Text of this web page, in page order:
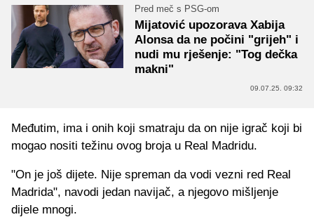
Pred meč s PSG-om
Mijatović upozorava Xabija
Alonsa da ne počini "grijeh" i
nudi mu rješenje: "Tog dečka
makni"
09.07.25. 09:32
Međutim, ima i onih koji smatraju da on nije igrač koji bi
mogao nositi težinu ovog broja u Real Madridu.
"On je još dijete. Nije spreman da vodi vezni red Real
Madrida", navodi jedan navijač, a njegovo mišljenje
dijele mnogi.